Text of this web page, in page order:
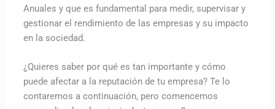
Anuales y que es fundamental para medir, supervisar y
gestionar el rendimiento de las empresas y su impacto
en la sociedad.
¿Quieres saber por qué es tan importante y cómo
puede afectar a la reputación de tu empresa? Te lo
contaremos a continuación, pero comencemos